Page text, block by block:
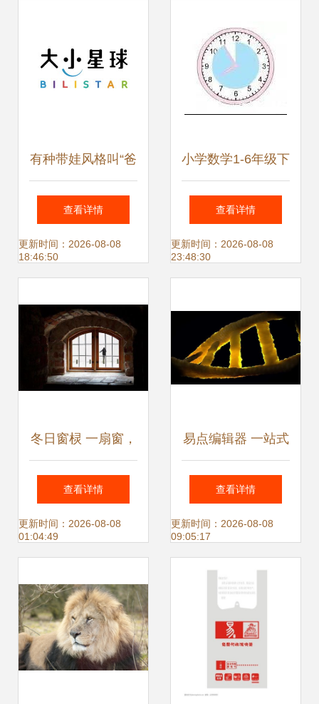
届八次全体（扩
大）会议精神
有种带娃风格叫“爸
爸的freestyle”，最
后一图戳中泪点
查看详情
更新时间：2026-08-08
18:46:50
小学数学1-6年级下
册易错题精编 教师
备课宝库，学生提
查看详情
更新时间：2026-08-08
23:48:30
冬日窗棂 一扇窗，
一片景，一份诗意
查看详情
更新时间：2026-08-08
01:04:49
易点编辑器 一站式
解决微信公众号素
材与排版难题
查看详情
更新时间：2026-08-08
09:05:17